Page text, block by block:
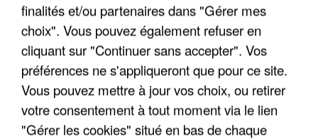
finalités et/ou partenaires dans "Gérer mes
choix". Vous pouvez également refuser en
cliquant sur "Continuer sans accepter". Vos
préférences ne s'appliqueront que pour ce site.
Vous pouvez mettre à jour vos choix, ou retirer
votre consentement à tout moment via le lien
"Gérer les cookies" situé en bas de chaque